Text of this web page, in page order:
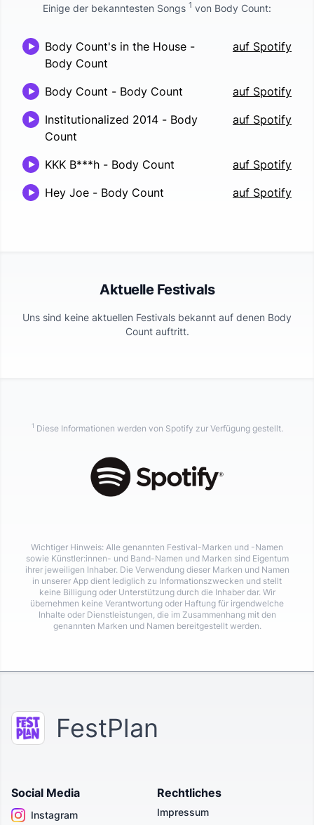
Einige der bekanntesten Songs 1 von Body Count:
Body Count's in the House -
Body Count
auf Spotify
Body Count - Body Count
auf Spotify
Institutionalized 2014 - Body
Count
auf Spotify
KKK B***h - Body Count
auf Spotify
Hey Joe - Body Count auf Spotify
Aktuelle Festivals
Uns sind keine aktuellen Festivals bekannt auf denen Body
Countauftritt.
1 Diese Informationen werden von Spotify zur Verfügung gestellt.
Wichtiger Hinweis: Alle genannten Festival-Marken und -Namen
sowie Künstler:innen- und Band-Namen und Marken sind Eigentum
ihrer jeweiligen Inhaber. Die Verwendung dieser Marken und Namen
in unserer App dient lediglich zu Informationszwecken und stellt
keine Billigung oder Unterstützung durch die Inhaber dar. Wir
übernehmen keine Verantwortung oder Haftung für irgendwelche
Inhalte oder Dienstleistungen, die im Zusammenhang mit den
genannten Marken und Namen bereitgestellt werden.
FestPlan
Social Media
Instagram
Rechtliches
Impressum